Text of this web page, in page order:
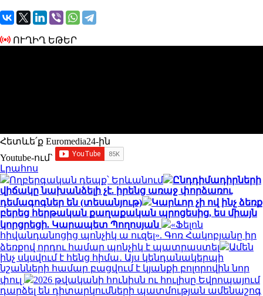
ՈՒՂԻՂ ԵԹԵՐ
Հետևե՛ք Euromedia24-ին
Youtube-ում`
Լրահոս
Ողբերգական դեպք՝ Երևանում
Ընդդիմադիրների
վիճակը նախանձելի չէ. իրենց առաջ փորձառու
դեմագոգներ են (տեսանյութ)
Կարևոր չի ով ինչ ձեռք
բերեց հերթական քաղաքական պրոցեսից, ես միայն
կորցրեցի. Կարապետ Պողոսյան
«Ֆելոն
հիվանդանոցից պոնչիկ ա ուզել». Գոռ Հակոբյանը իր
ձեռքով որդու համար պոնչիկ է պատրաստել
Ամեն
ինչ սկսվում է հենց հիմա․ Այս կենդանակերպի
նշանների համար բացվում է կյանքի բոլորովին նոր
փուլ
2026 թվականի հունիսն ու հուլիսը Եվրոպայում
դարձել են դիտարկումների պատմության ամենաշոգ